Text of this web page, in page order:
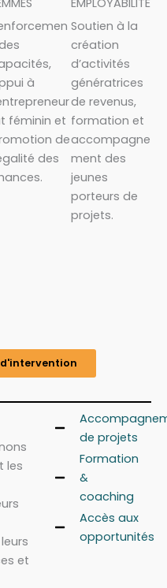
à
féminin et
de
des
EMPLOYABILITÉ
Soutien à la
création
d’activités
génératrices
de revenus,
formation et
accompagne
ment des
jeunes
porteurs de
projets.
d'intervention
les
et
de projets
Formation
&
coaching
Accès aux
opportunités